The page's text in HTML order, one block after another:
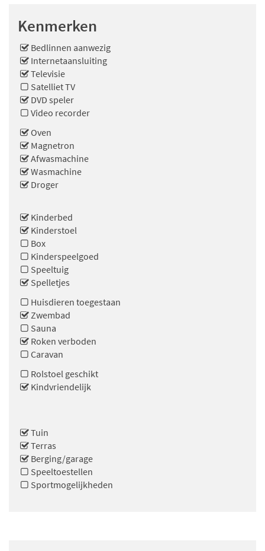
Kenmerken
Bedlinnen aanwezig
Internetaansluiting
Televisie
Satelliet TV
DVD speler
Video recorder
Oven
Magnetron
Afwasmachine
Wasmachine
Droger
Kinderbed
Kinderstoel
Box
Kinderspeelgoed
Speeltuig
Spelletjes
Huisdieren toegestaan
Zwembad
Sauna
Roken verboden
Caravan
Rolstoel geschikt
Kindvriendelijk
Tuin
Terras
Berging/garage
Speeltoestellen
Sportmogelijkheden